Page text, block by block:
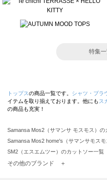
特集
トップスの商品一覧です。 シャツ・ブラ
イテムを取り揃えております。他にも ス
の商品も充実！
Samansa Mos2（サマンサ モスモス）の
Samansa Mos2 home's（サマンサモス
SM2（エスエムツー）のカットソー一覧
TSUHARU by Samansa Mos2（ツハル
その他のブランド ＋